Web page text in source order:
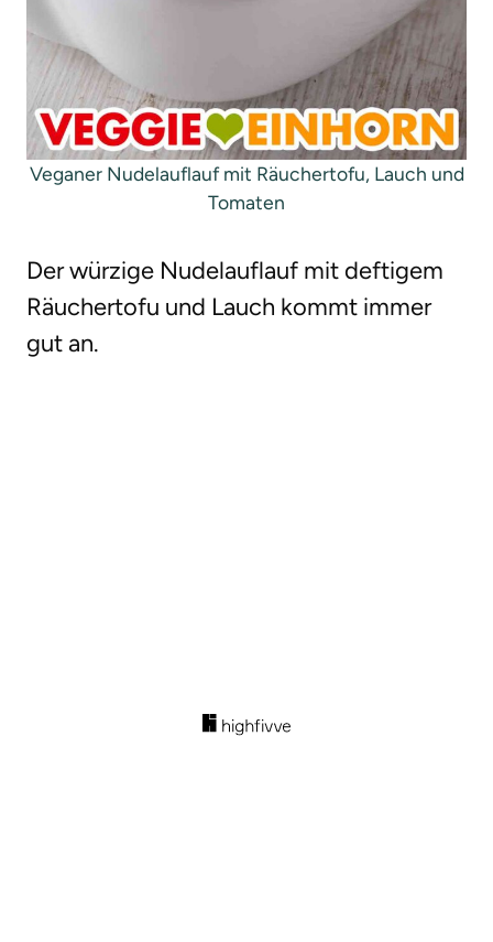
Veganer Nudelauflauf mit Räuchertofu, Lauch und
Tomaten
Der würzige Nudelauflauf mit deftigem
Räuchertofu und Lauch kommt immer
gut an.